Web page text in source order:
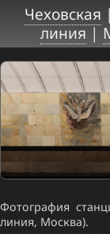
Чеховская |
линия|
Фотография
линия, Москва).